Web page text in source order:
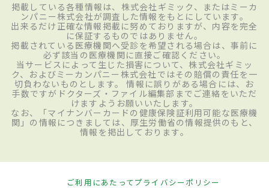
掲載している各種情報は、株式会社ギミック、またはミーカ
ンパニー株式会社が調査した情報をもとにしています。
出来るだけ正確な情報掲載に努めておりますが、内容を完全
に保証するものではありません。
掲載されている医療機関へ受診を希望される場合は、事前に
必ず該当の医療機関に直接ご確認ください。
当サービスによって生じた損害について、株式会社ギミッ
ク、およびミーカンパニー株式会社ではその賠償の責任を一
切負わないものとします。 情報に誤りがある場合には、お
手数ですがドクターズ・ファイル編集部までご連絡をいただ
けますようお願いいたします。
なお、「マイナンバーカードの健康保険証利用可能な医療機
関」の情報につきましては、厚生労働省の情報提供のもと、
情報を掲出しております。
ご利用にあたってプライバシーポリシー